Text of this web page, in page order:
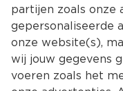
partijen zoals onze
gepersonaliseerde
onze website(s),
wij jouw gegevens
voeren zoals het